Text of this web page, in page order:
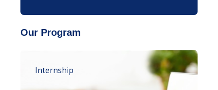
Our Program
Internship